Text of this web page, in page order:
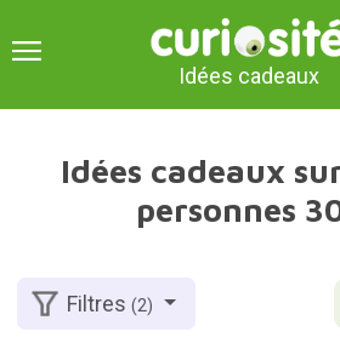
Idées cadeaux
Idées cadeaux
personnes
Filtres(2)